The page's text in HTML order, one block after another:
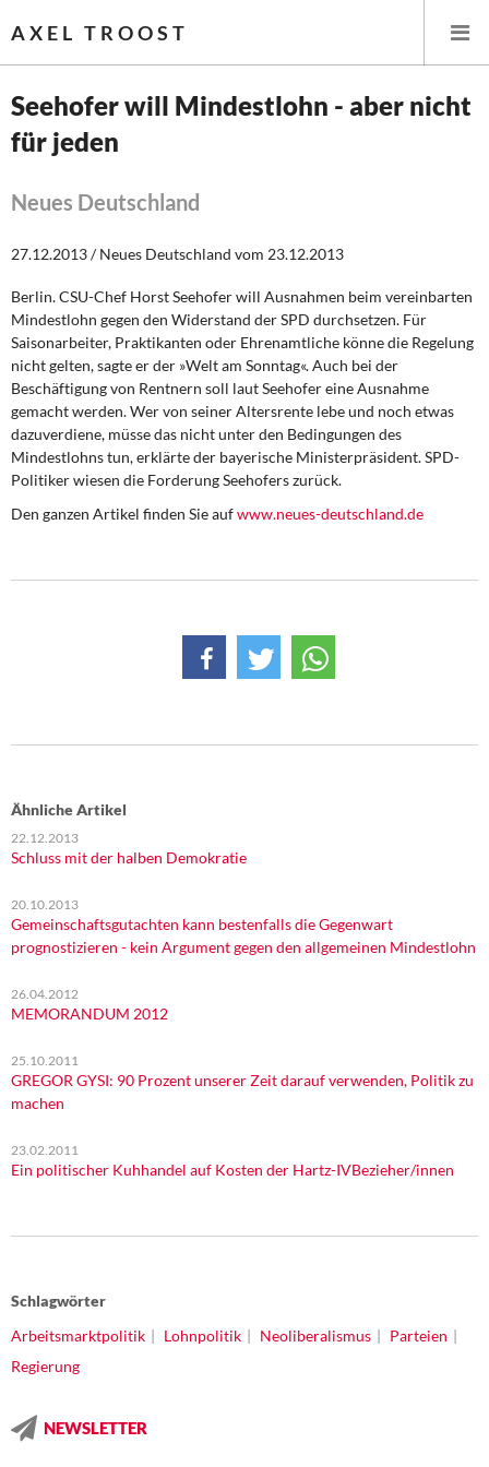
AXEL TROOST
Startseite
Themen
Leitlinien linker Wirtschafts- und Finanzpolitik
Wirtschaftspolitik
Steuer- und Finanzpolitik
Öffentliche Infrastruktur und Daseinsvorsorge
Eurokrise und Griechenland
Institut Solidarische Moderne
Kontakt
Seehofer will Mindestlohn - aber nicht
für jeden
Neues Deutschland
27.12.2013 / Neues Deutschland vom 23.12.2013
Berlin. CSU-Chef Horst Seehofer will Ausnahmen beim vereinbarten
Mindestlohn gegen den Widerstand der SPD durchsetzen. Für
Saisonarbeiter, Praktikanten oder Ehrenamtliche könne die Regelung
nicht gelten, sagte er der »Welt am Sonntag«. Auch bei der
Beschäftigung von Rentnern soll laut Seehofer eine Ausnahme
gemacht werden. Wer von seiner Altersrente lebe und noch etwas
dazuverdiene, müsse das nicht unter den Bedingungen des
Mindestlohns tun, erklärte der bayerische Ministerpräsident. SPD-
Politiker wiesen die Forderung Seehofers zurück.
Den ganzen Artikel finden Sie aufwww.neues-deutschland.de
Ähnliche Artikel
22.12.2013
Schluss mit der halben Demokratie
20.10.2013
Gemeinschaftsgutachten kann bestenfalls die Gegenwart
prognostizieren - kein Argument gegen den allgemeinen Mindestlohn
26.04.2012
MEMORANDUM 2012
25.10.2011
GREGOR GYSI: 90 Prozent unserer Zeit darauf verwenden, Politik zu
machen
23.02.2011
Ein politischer Kuhhandel auf Kosten der Hartz-IV­Bezieher/innen
Schlagwörter
Arbeitsmarktpolitik
Lohnpolitik Neoliberalismus
Parteien
Regierung
NEWSLETTER